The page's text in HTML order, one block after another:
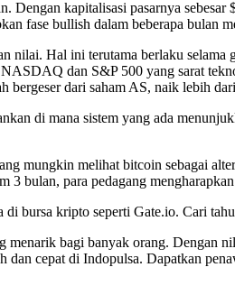
Dengan kapitalisasi pasarnya
fase bullish dalam beberapa bulan
nilai. Hal ini terutama berlaku
dan S&P 500 yang sarat
bergeser dari saham AS, naik lebih
di mana sistem yang ada
mungkin melihat bitcoin sebagai
bulan, para pedagang
bursa kripto seperti Gate.io. Cari
bagi banyak orang. Dengan
dan cepat di Indopulsa. Dapatkan